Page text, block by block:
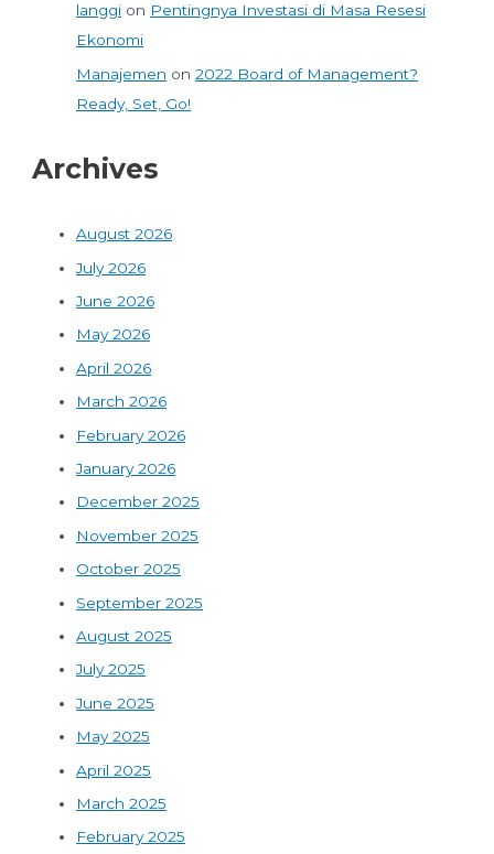
langgi on Pentingnya Investasi di Masa Resesi
Ekonomi
Manajemen on2022 Board of Management?
Ready, Set, Go!
Archives
August 2026
July 2026
June 2026
May 2026
April 2026
March 2026
February 2026
January 2026
December 2025
November 2025
October 2025
September 2025
August 2025
July 2025
June 2025
May 2025
April 2025
March 2025
February 2025